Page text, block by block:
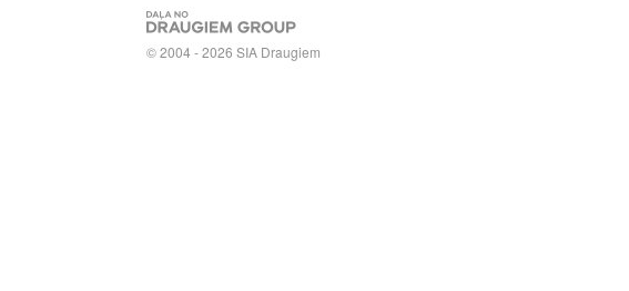
© 2004 - 2026 SIA Draugiem